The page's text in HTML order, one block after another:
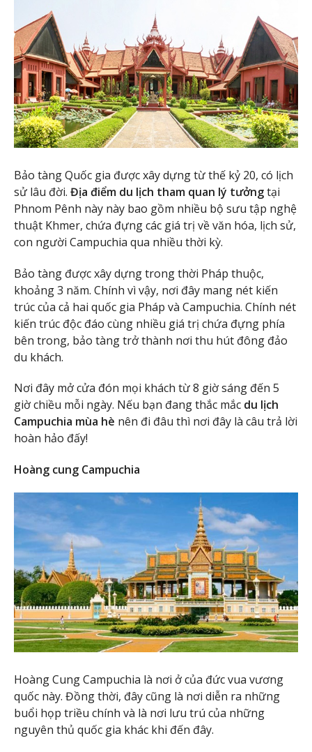
Bảo tàng Quốc gia được xây dựng từ thế kỷ 20, có lịch
sử lâu đời. Địa điểm du lịch tham quan lý tưởngtại
Phnom Pênh này này bao gồm nhiều bộ sưu tập nghệ
thuật Khmer, chứa đựng các giá trị về văn hóa, lịch sử,
con người Campuchia qua nhiều thời kỳ.
Bảo tàng được xây dựng trong thời Pháp thuộc,
khoảng 3 năm. Chính vì vậy, nơi đây mang nét kiến
trúc của cả hai quốc gia Pháp và Campuchia. Chính nét
kiến trúc độc đáo cùng nhiều giá trị chứa đựng phía
bên trong, bảo tàng trở thành nơi thu hút đông đảo
du khách.
Nơi đây mở cửa đón mọi khách từ 8 giờ sáng đến 5
giờ chiều mỗi ngày. Nếu bạn đang thắc mắc du lịch
Campuchia mùa hè nên đi đâu thì nơi đây là câu trả lời
hoàn hảo đấy!
Hoàng cung Campuchia
Hoàng Cung Campuchia là nơi ở của đức vua vương
quốc này. Đồng thời, đây cũng là nơi diễn ra những
buổi họp triều chính và là nơi lưu trú của những
nguyên thủ quốc gia khác khi đến đây.